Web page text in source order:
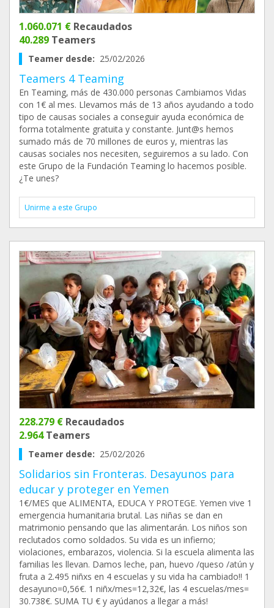
1.060.071 € Recaudados
40.289 Teamers
Teamer desde: 25/02/2026
Teamers 4 Teaming
En Teaming, más de 430.000 personas Cambiamos Vidas
con 1€ al mes. Llevamos más de 13 años ayudando a todo
tipo de causas sociales a conseguir ayuda económica de
forma totalmente gratuita y constante. Junt@s hemos
sumado más de 70 millones de euros y, mientras las
causas sociales nos necesiten, seguiremos a su lado. Con
este Grupo de la Fundación Teaming lo hacemos posible.
¿Te unes?
Unirme a este Grupo
228.279 € Recaudados
2.964Teamers
Teamer desde: 25/02/2026
Solidarios sin Fronteras. Desayunos para
educar y proteger en Yemen
1€/MES que ALIMENTA, EDUCA Y PROTEGE. Yemen vive 1
emergencia humanitaria brutal. Las niñas se dan en
matrimonio pensando que las alimentarán. Los niños son
reclutados como soldados. Su vida es un infierno;
violaciones, embarazos, violencia. Si la escuela alimenta las
familias les llevan. Damos leche, pan, huevo /queso /atún y
fruta a 2.495 niñxs en 4 escuelas y su vida ha cambiado!! 1
desayuno=0,56€. 1 niñx/mes=12,32€, las 4 escuelas/mes=
30.738€. SUMA TU € y ayúdanos a llegar a más!